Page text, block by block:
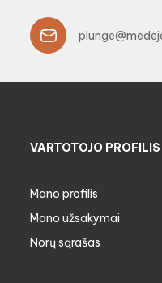
VARTOTOJO PROFILIS
Mano profilis
Mano užsakymai
Norų sąrašas